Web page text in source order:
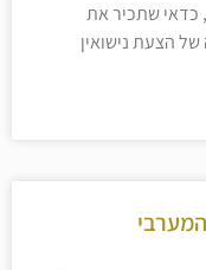
כדאי שתכיר את
הצעת נישואין